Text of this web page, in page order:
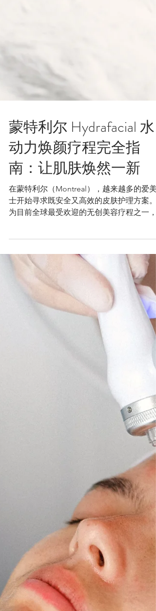
蒙特利尔 Hydrafacial 水
南：让肌肤焕然一新
在蒙特利尔（Montreal），越来越多的爱美
士开始寻求既安全又高效的皮肤护理方案。
为目前全球最受欢迎的无创美容疗程之一，
Hydrafacial 水动力焕颜疗程凭借其显著的即
时效果、零恢复期以及适合各种肤质的特点
迅速成为护肤界的明星项目。无论您是初次
触医美护肤，还是资深护肤爱好者，
Hydrafacial 都能为您带来焕然一新的肌肤体
验。 本文将深入介绍 Hydrafacial 疗程的原
理、步骤、功效以及在蒙特利尔选择正规诊
择。Bio-Stria Clinics 作为蒙特利尔专业的美
容医疗诊所，提供顶级的 Hydrafacial 服务，
致力于让每一位客户都能拥有健康、水润、
轻的肌肤。 一、什么是 Hydrafacial 水动力
颜疗程？ Hydrafacial 是一种集深层清洁、去
角质、无痛抽取毛孔污垢与精华液注入于一
的多步骤美容疗程。与传统的换肤或磨皮技
不同，Hydrafacial 采用专利漩涡式（Vortex
技术，通过特殊的螺旋吸嘴，同步将皮肤表
的角质、油脂及杂质吸走，同时将富含玻尿